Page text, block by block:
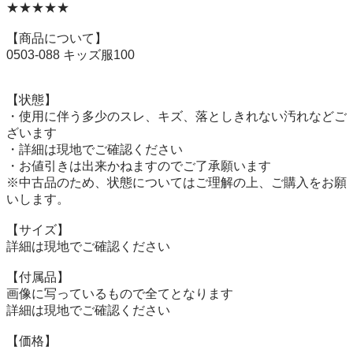
★★★★★
【商品について】
0503-088 キッズ服100
【状態】
・使用に伴う多少のスレ、キズ、落としきれない汚れなどご
ざいます
・詳細は現地でご確認ください
・お値引きは出来かねますのでご了承願います
※中古品のため、状態についてはご理解の上、ご購入をお願
いします。
【サイズ】
詳細は現地でご確認ください
【付属品】
画像に写っているもので全てとなります
詳細は現地でご確認ください
【価格】